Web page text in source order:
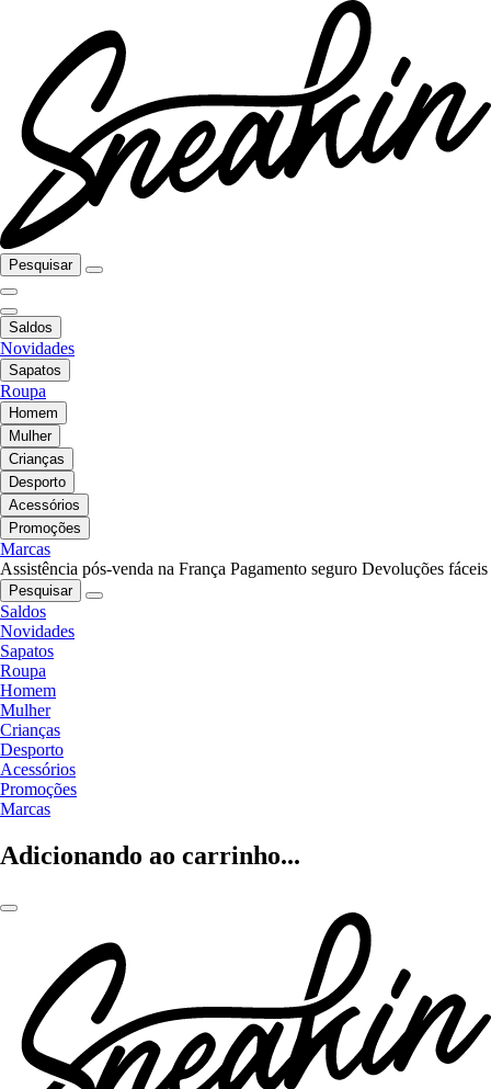
Pesquisar
Saldos
Novidades
Sapatos
Roupa
Homem
Mulher
Crianças
Desporto
Acessórios
Promoções
Marcas
Assistência pós-venda na França Pagamento seguro Devoluções fáceis
Pesquisar
Saldos
Novidades
Sapatos
Roupa
Homem
Mulher
Crianças
Desporto
Acessórios
Promoções
Marcas
Adicionando ao carrinho...